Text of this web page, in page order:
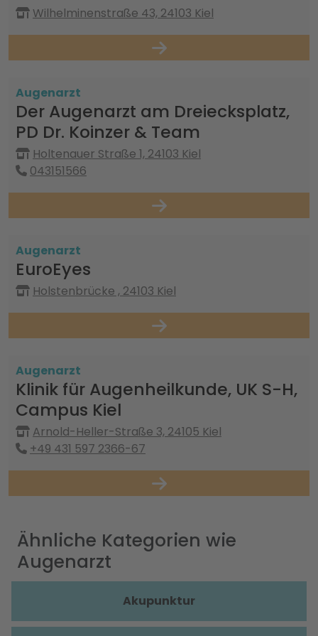
Wilhelminenstraße 43, 24103 Kiel
Augenarzt
Der Augenarzt am Dreiecksplatz,
PD Dr. Koinzer & Team
Holtenauer Straße 1, 24103 Kiel
043151566
Augenarzt
EuroEyes
Holstenbrücke , 24103 Kiel
Augenarzt
Klinik für Augenheilkunde, UK S-H,
Campus Kiel
Arnold-Heller-Straße 3, 24105 Kiel
+49 431 597 2366-67
Ähnliche Kategorien wie
Augenarzt
Akupunktur